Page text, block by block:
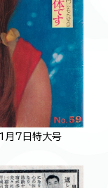
月7日特大号